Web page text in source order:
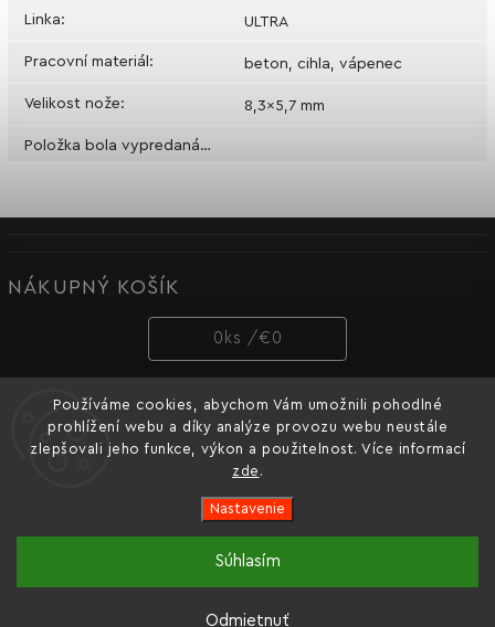
Používáme cookies, abychom Vám umožnili pohodlné
prohlížení webu a díky analýze provozu webu neustále
zlepšovali jeho funkce, výkon a použitelnost. Více informací
zde .
Nastavenie
Odmietnuť
Súhlasím
Oficiální e-shop ukrajinské značky nářadí Dnipro-M pro
Česko a Slovensko.
Linka: ULTRA
Pracovní materiál : beton, cihla, vápenec
Velikost nože: 8,3x5,7 mm
Položka bola vypredaná…
NÁKUPNÝ KOŠÍK
0 ks /€0
PRIJÍMAME ONLINE PLATBY